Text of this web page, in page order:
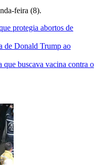
feira (8).
protegia abortos de
de Donald Trump ao
que buscava vacina contra o